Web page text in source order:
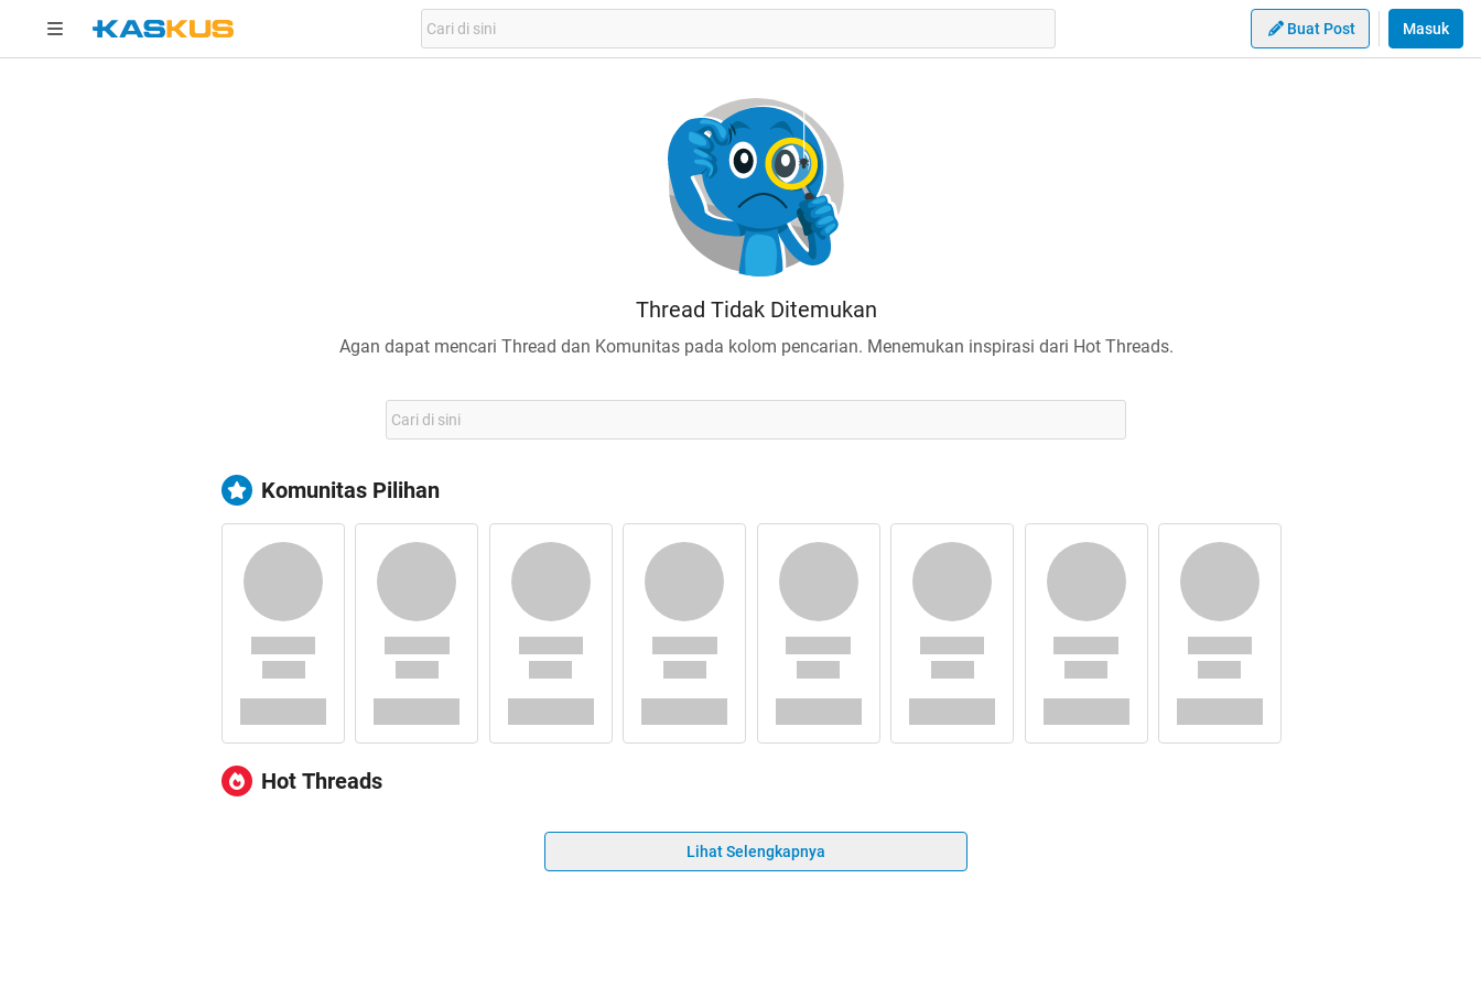
Buat Post Masuk
Thread Tidak Ditemukan
Agan dapat mencari Thread dan Komunitas pada kolom pencarian. Menemukan inspirasi dari Hot Threads.
Komunitas Pilihan
Hot Threads
Lihat Selengkapnya